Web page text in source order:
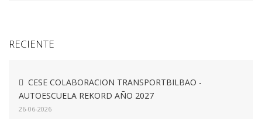
RECIENTE
CESE COLABORACION TRANSPORTBILBAO -
AUTOESCUELA REKORD AÑO 2027
26-06-2026